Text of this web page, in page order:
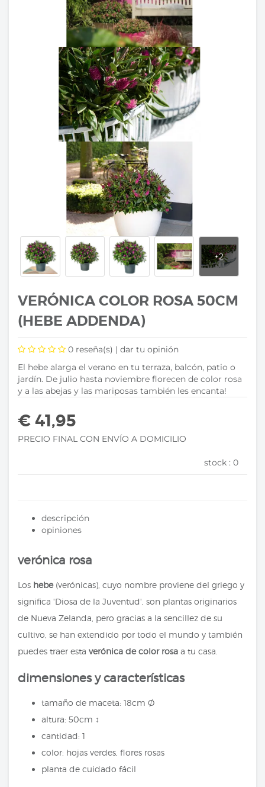
VERÓNICA COLOR ROSA 50CM
(HEBE ADDENDA)
0 reseña(s) | dar tu opinión
El hebe alarga el verano en tu terraza, balcón, patio o
jardín. De julio hasta noviembre florecen de color rosa
y a las abejas y las mariposas también les encanta!
€ 41,95
PRECIO FINAL CON ENVÍO A DOMICILIO
stock : 0
descripción
opiniones
verónica rosa
Los hebe(verónicas), cuyo nombre proviene del griego y
significa 'Diosa de la Juventud', son plantas originarios
de Nueva Zelanda, pero gracias a la sencillez de su
cultivo, se han extendido por todo el mundo y también
puedes traer esta verónica de color rosa a tu casa.
dimensiones y características
tamaño de maceta: 18cm Ø
altura: 50cm ↕
cantidad: 1
color: hojas verdes, flores rosas
planta de cuidado fácil